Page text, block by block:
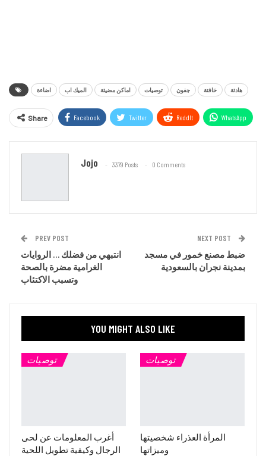
اضاءة الميك اب اماكن مضيئة توصيات جفون خافتة هادئة
Share Facebook Twitter ReddIt WhatsApp
Jojo 3379 Posts 0 Comments
PREV POST
انتبهي من فضلك … الروايات
الغرامية مضرة بالصحة
وتسبب الاكتئاب
NEXT POST
ضبط مصنع خمور في مسجد
بمدينة نجران بالسعودية
YOU MIGHT ALSO LIKE
توصيات
أغرب المعلومات عن لحى
الرجال وكيفية تطويل اللحية
توصيات
المرأة العذراء شخصيتها
وميزاتها